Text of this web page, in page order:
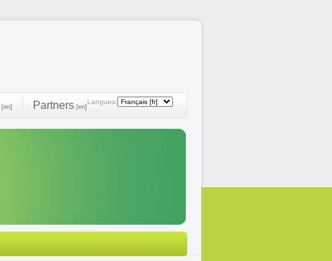
Langues:
[en] Partners [en]